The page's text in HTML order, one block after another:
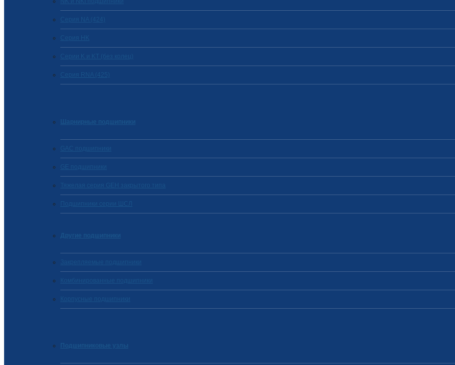
Серия NA (424)
Cерия HK
Серии K и KT (без колец)
Серия RNA (425)
Шарнирные подшипники
GAC подшипники
GE подшипники
Тяжелая серия GEH закрытого типа
Подшипники серии ШСЛ
Другие подшипники
Закрепляемые подшипники
Комбинированные подшипники
Корпусные подшипники
Подшипниковые узлы